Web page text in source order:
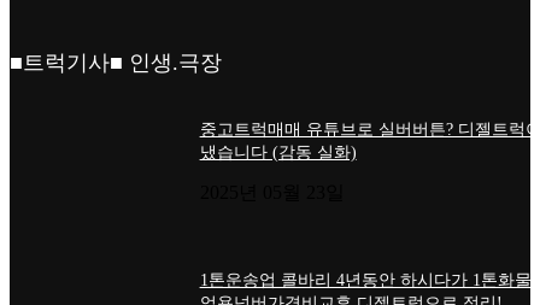
■트럭기사■ 인생.극장
중고트럭매매 유튜브로 실버버튼? 디젤트럭
냈습니다 (감동 실화)
1톤운송업 콜바리 4년동안 하시다가 1톤화물